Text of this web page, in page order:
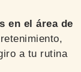
en el área de
a tu rutina